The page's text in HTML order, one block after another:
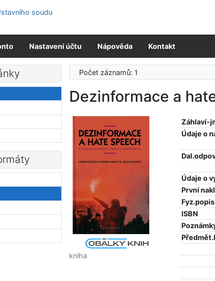
Nastavení účtu Nápověda Kontakt
Počet záznamů: 1
Dezinformace a
Záhlaví-
Údaje o
Údaje o
První
Fyz.popis
ISBN
kniha